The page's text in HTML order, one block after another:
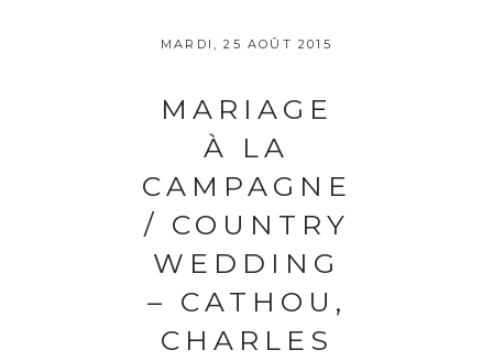
MARDI, 25 AOÛT 2015
MARIAGE
À LA
CAMPAGNE
/ COUNTRY
WEDDING
– CATHOU,
CHARLES